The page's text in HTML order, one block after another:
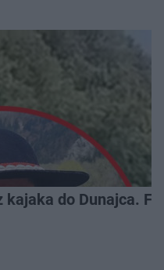
kajaka do Dunajca.